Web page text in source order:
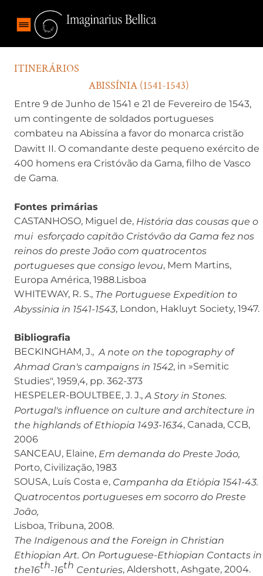
ITINERÁRIOS
ABISSÍNIA (1541-1543)
Entre 9 de Junho de 1541 e 21 de Fevereiro de 1543,
um contingente de soldados portugueses
combateu na Abissína a favor do monarca cristão
Dawitt II. O comandante deste pequeno exército de
400 homens era Cristóvão da Gama, filho de Vasco
de Gama.
Fontes primárias
CASTANHOSO, Miguel de, História das cousas que o
mui esforçado capitão Cristóvão da Gama fez nos
reinos do preste João com quatrocentos
portugueses que consigo levou, Mem Martins,
Europa América, 1988.Lisboa
WHITEWAY, R. S., The Portuguese Expedition to
Abyssinia in 1541-1543, London, Hakluyt Society, 1947.
Bibliografia
BECKINGHAM, J., A note on the topography of
Ahmad Gran's campaigns in 1542, in »Semitic
Studies", 1959,4, pp. 362-373
HESPELER-BOULTBEE, J. J., A Story in Stones.
Portugal's influence on culture and architecture in
the highlands of Ethiopia 1493-1634, Canada, CCB,
2006
SANCEAU, Elaine, Em demanda do Preste Joáo,
Porto, Civilização, 1983
SOUSA, Luís Costa e, Campanha da Etiópia 1541-43.
Quatrocentos portugueses em socorro do Preste
João,
Lisboa, Tribuna, 2008.
The Indigenous and the Foreign in Christian
Ethiopian Art. On Portuguese-Ethiopian Contacts in
the16th-16th Centuries, Aldershott, Ashgate, 2004.